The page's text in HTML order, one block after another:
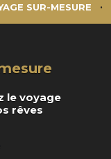
SUR-MESURE
le voyage
rêves